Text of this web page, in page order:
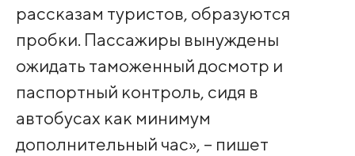
рассказам туристов, образуются
пробки. Пассажиры вынуждены
ожидать таможенный досмотр и
паспортный контроль, сидя в
автобусах как минимум
дополнительный час», – пишет